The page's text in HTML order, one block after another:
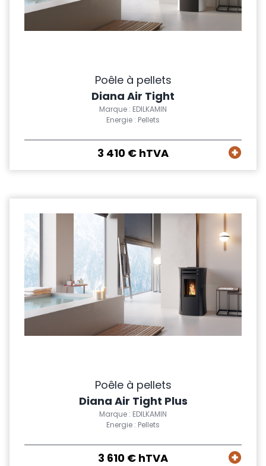
Poêle à pellets
Diana Air Tight
Marque : EDILKAMIN
Energie : Pellets
3 410 € hTVA
Poêle à pellets
Diana Air Tight Plus
Marque : EDILKAMIN
Energie : Pellets
3 610 € hTVA